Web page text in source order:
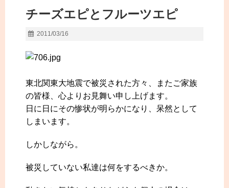
チーズエピとフルーツエピ
2011/03/16
東北関東大地震で被災された方々、またご家族
の皆様、心よりお見舞い申し上げます。
日に日にその惨状が明らかになり、呆然として
しまいます。
しかしながら。
被災していない私達は何をするべきか。